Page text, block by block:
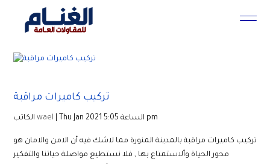
تركيب كاميرات مراقبة
wael | Thu Jan 2021 الساعة 5:05 pm
تركيب كاميرات مراقبة بالمدينة المنورة مما لاشك فيه أن الامن والامان هو
محور الحياة وألاستمتاع بها , فلا نستطيع مواصلة حياتنا والتفكير